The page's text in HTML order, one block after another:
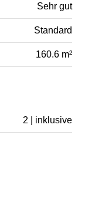
Sehr gut
Standard
160.6 m²
2 | inklusive